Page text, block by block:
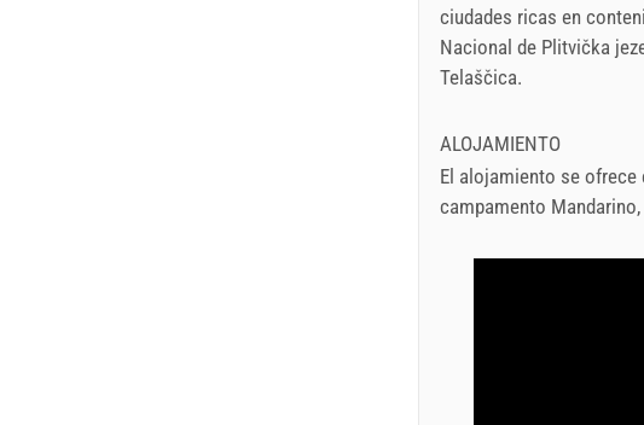
ciudades ricas en
Nacional de Plitvička
Telaščica.
ALOJAMIENTO
El alojamiento se ofrece
campamento